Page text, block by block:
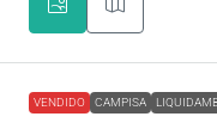
VENDIDO CAMPISA